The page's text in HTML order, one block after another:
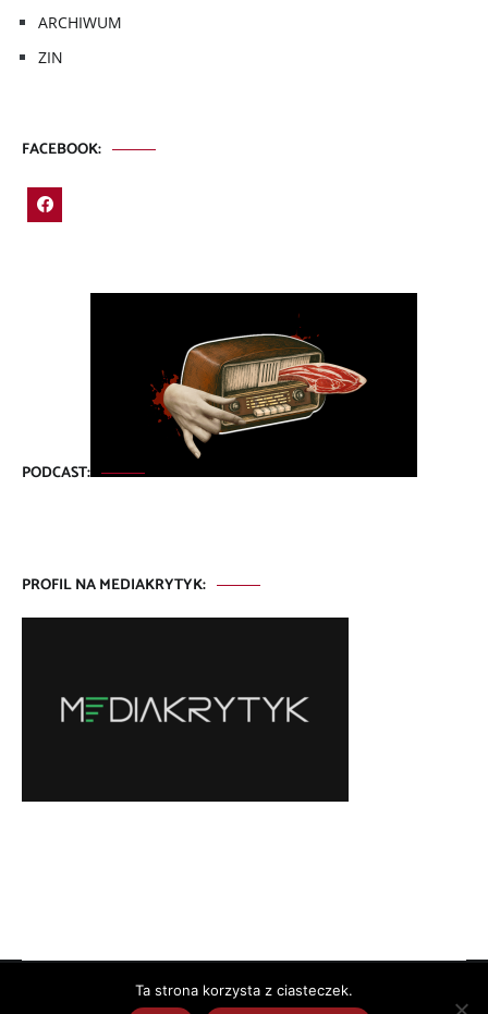
ARCHIWUM
ZIN
FACEBOOK:
PODCAST:
PROFIL NA MEDIAKRYTYK:
Copyright © 2026 . All rights reserved. Theme:
Ta strona korzysta z ciasteczek.